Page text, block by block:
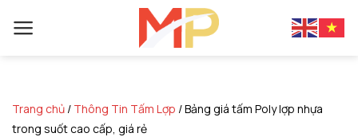
Trang chủ / Thông Tin Tấm Lợp /Bảng giá tấm Poly lợp nhựa
trong suốt cao cấp, giá rẻ